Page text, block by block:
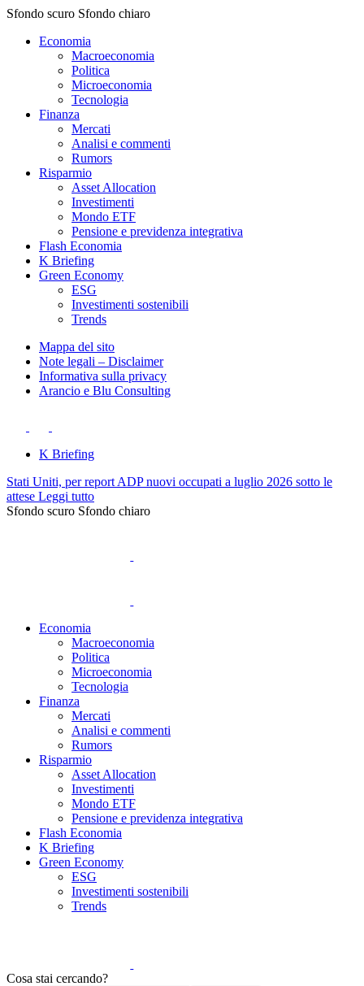
Sfondo scuro Sfondo chiaro
Economia
Macroeconomia
Politica
Microeconomia
Tecnologia
Finanza
Mercati
Analisi e commenti
Rumors
Risparmio
Asset Allocation
Investimenti
Mondo ETF
Pensione e previdenza integrativa
Flash Economia
K Briefing
Green Economy
ESG
Investimenti sostenibili
Trends
Mappa del sito
Note legali – Disclaimer
Informativa sulla privacy
Arancio e Blu Consulting
K Briefing
Stati Uniti, per report ADP nuovi occupati a luglio 2026 sotto le
attese Leggi tutto
Sfondo scuro Sfondo chiaro
Economia
Macroeconomia
Politica
Microeconomia
Tecnologia
Finanza
Mercati
Analisi e commenti
Rumors
Risparmio
Asset Allocation
Investimenti
Mondo ETF
Pensione e previdenza integrativa
Flash Economia
K Briefing
Green Economy
ESG
Investimenti sostenibili
Trends
Cosa stai cercando?